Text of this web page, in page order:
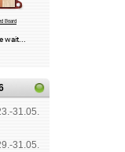
31.05.
31.05.